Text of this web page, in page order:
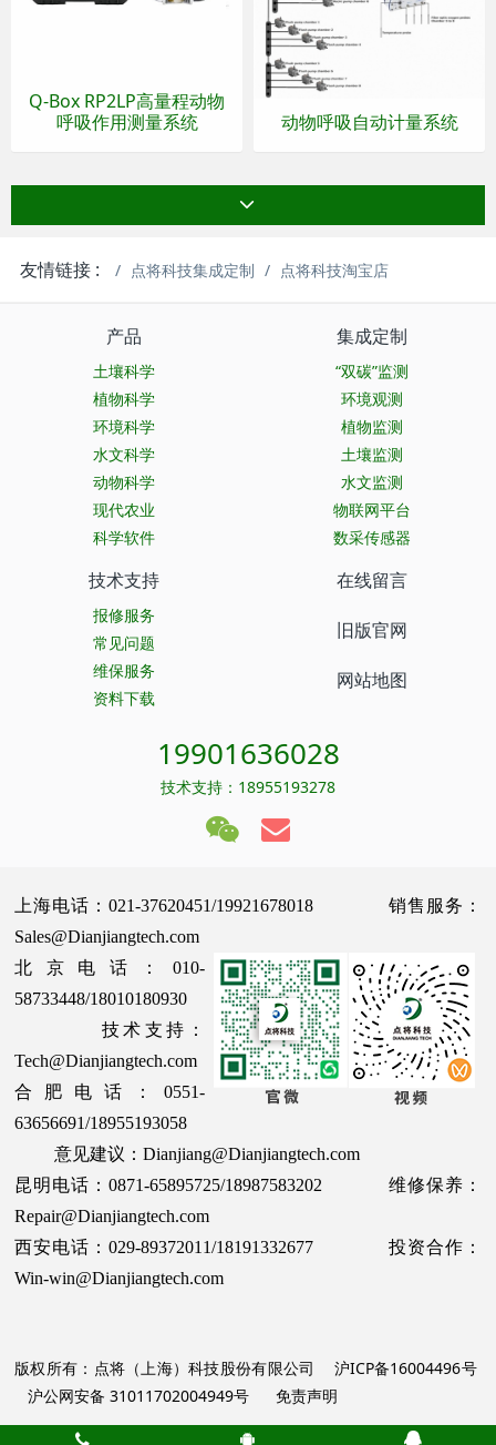
Q-Box RP2LP高量程动物
呼吸作用测量系统
动物呼吸自动计量系统
友情链接 : 点将科技集成定制 点将科技淘宝店
产品
土壤科学
植物科学
环境科学
水文科学
动物科学
现代农业
科学软件
集成定制
“双碳”监测
环境观测
植物监测
土壤监测
水文监测
物联网平台
数采传感器
技术支持
报修服务
常见问题
维保服务
资料下载
在线留言
旧版官网
网站地图
19901636028
技术支持：18955193278
上海电话：021-37620451/19921678018 销售服务：
Sales@Dianjiangtech.com
北京电话：010-
58733448/18010180930
技术支持：
Tech@Dianjiangtech.com
合肥电话：0551-
63656691/18955193058
意见建议：Dianjiang@Dianjiangtech.com
昆明电话：0871-65895725/18987583202 维修保养：
Repair@Dianjiangtech.com
西安电话：029-89372011/18191332677 投资合作：
Win-win@Dianjiangtech.com
版权所有：点将（上海）科技股份有限公司 沪ICP备16004496号
沪公网安备 31011702004949号
免责声明